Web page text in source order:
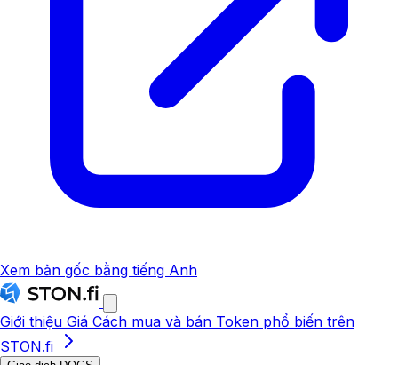
Xem bản gốc bằng tiếng Anh
Giới thiệu Giá Cách mua và bán Token phổ biến trên
STON.fi